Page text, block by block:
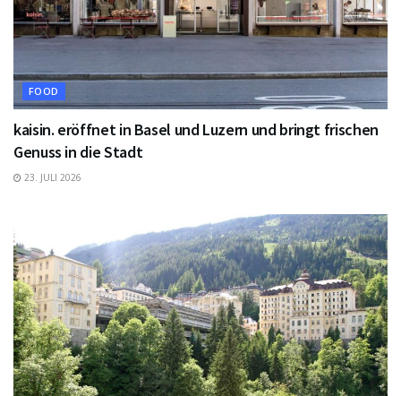
FOOD
kaisin. eröffnet in Basel und Luzern und bringt frischen
Genuss in die Stadt
23. JULI 2026